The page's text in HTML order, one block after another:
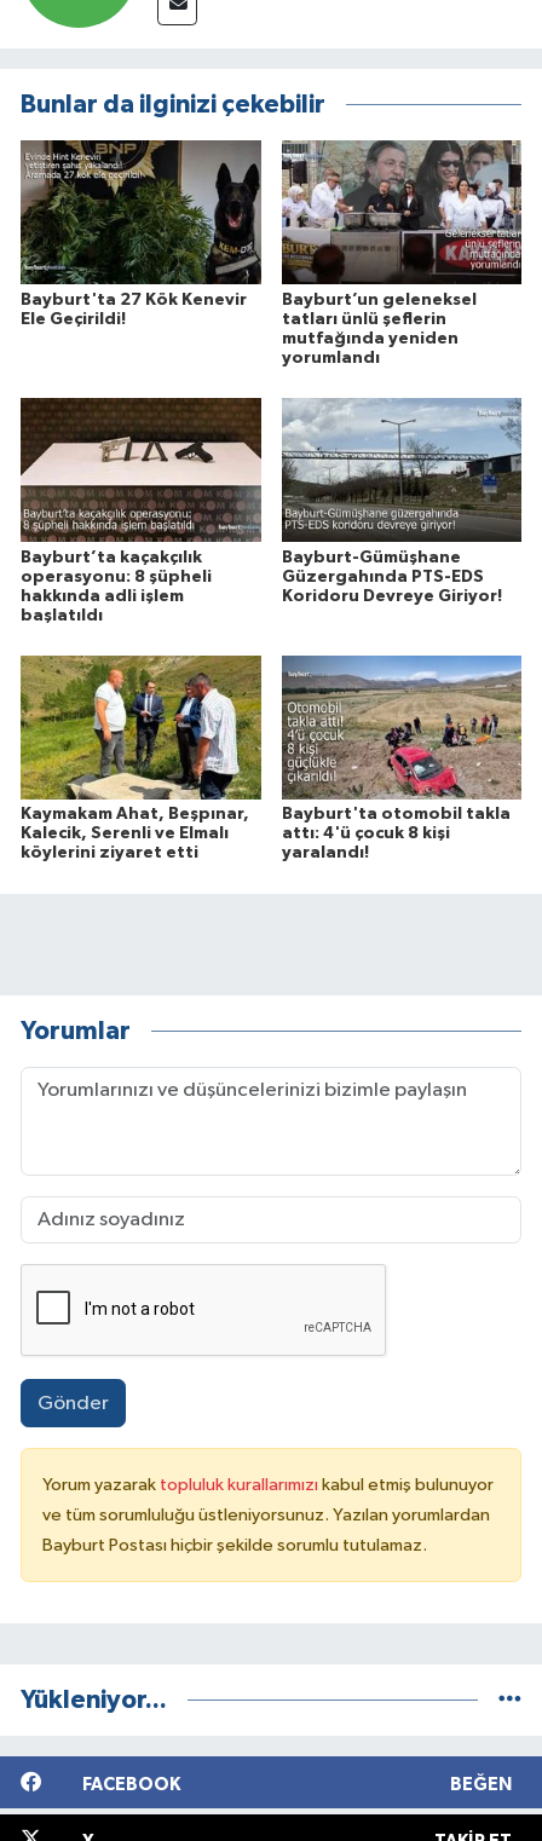
Bunlar da ilginizi çekebilir
Bayburt'ta 27 Kök Kenevir
Ele Geçirildi!
Bayburt’un geleneksel
tatları ünlü şeflerin
mutfağında yeniden
yorumlandı
Bayburt’ta kaçakçılık
operasyonu: 8 şüpheli
hakkında adli işlem
başlatıldı
Bayburt-Gümüşhane
Güzergahında PTS-EDS
Koridoru Devreye Giriyor!
Kaymakam Ahat, Beşpınar,
Kalecik, Serenli ve Elmalı
köylerini ziyaret etti
Bayburt'ta otomobil takla
attı: 4'ü çocuk 8 kişi
yaralandı!
Yorumlar
Gönder
Yorum yazarak topluluk kurallarımızı kabul etmiş bulunuyor
ve tüm sorumluluğu üstleniyorsunuz. Yazılan yorumlardan
Bayburt Postası hiçbir şekilde sorumlu tutulamaz.
Yükleniyor...
FACEBOOK BEĞEN